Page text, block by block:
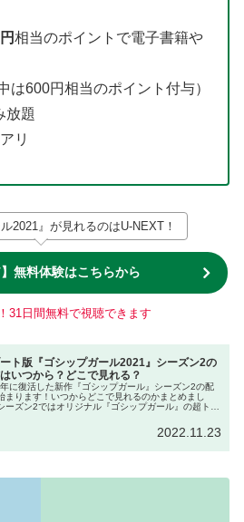
相当のポイントで電子書籍や
600円相当のポイント付与）
放題
リ
2021』が見れるのはU-NEXT！
】無料体験はこちらから
31日間無料で視聴できます
ト版『ゴシップガール2021』シーズン2の
いつから？どこで見れる？
に復活した新作『ゴシップガール』シーズン2の配
まります！いつからどこで見れるのかまとめまし
ーズン2ではオリジナル『ゴシップガール』の超トラ
ると噂が…。さらなる波乱と混乱を巻き起こしてく
2022.11.23